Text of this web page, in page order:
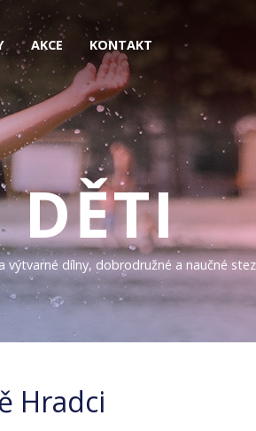
AKCE KONTAKT
DĚTI
dílny, dobrodružné a naučné
Hradci